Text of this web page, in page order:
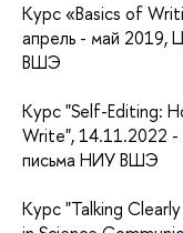
Курс«Basics of
апрель - май 2019,
ВШЭ
Курс "Self-Editing:
Write", 14.11.2022 -
письма НИУ ВШЭ
Курс "Talking